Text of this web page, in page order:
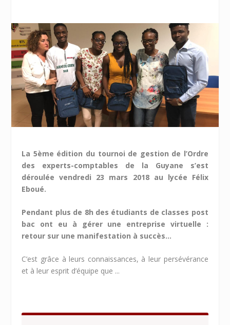
La 5ème édition du tournoi de gestion de l’Ordre
des experts-comptables de la Guyane s’est
déroulée vendredi 23 mars 2018 au lycée Félix
Eboué.
Pendant plus de 8h des étudiants de classes post
bac ont eu à gérer une entreprise virtuelle :
retour sur une manifestation à succès…
C’est grâce à leurs connaissances, à leur persévérance
et à leur esprit d’équipe que ...